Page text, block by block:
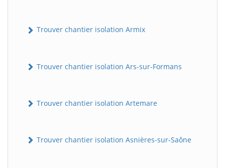
Trouver chantier isolation Armix
Trouver chantier isolation Ars-sur-Formans
Trouver chantier isolation Artemare
Trouver chantier isolation Asnières-sur-Saône